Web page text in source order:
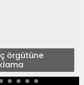
örgütüne